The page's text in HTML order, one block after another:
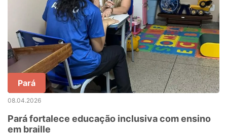
Pará
08.04.2026
Pará fortalece educação inclusiva com ensino
em braille